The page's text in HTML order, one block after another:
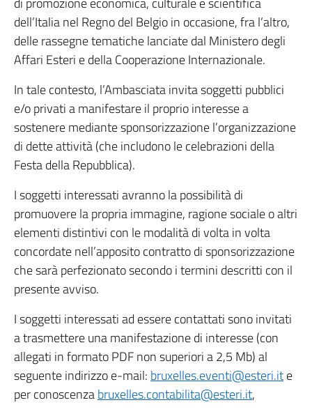
dell’Italia nel Regno del Belgio in occasione, fra l’altro,
delle rassegne tematiche lanciate dal Ministero degli
Affari Esteri e della Cooperazione Internazionale.
In tale contesto, l’Ambasciata invita soggetti pubblici
e/o privati a manifestare il proprio interesse a
sostenere mediante sponsorizzazione l’organizzazione
di dette attività (che includono le celebrazioni della
Festa della Repubblica).
I soggetti interessati avranno la possibilità di
promuovere la propria immagine, ragione sociale o altri
elementi distintivi con le modalità di volta in volta
concordate nell’apposito contratto di sponsorizzazione
che sarà perfezionato secondo i termini descritti con il
presente avviso.
I soggetti interessati ad essere contattati sono invitati
a trasmettere una manifestazione di interesse (con
allegati in formato PDF non superiori a 2,5 Mb) al
seguente indirizzo e-mail: bruxelles.eventi@esteri.ite
per conoscenzabruxelles.contabilita@esteri.it,